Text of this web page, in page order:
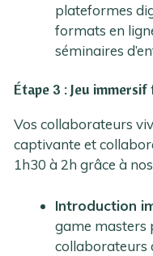
plateformes
formats en
séminaires
Étape 3 : Jeu
Vos collaborateurs
captivante et
1h30 à 2h grâce à
Introduction
game masters
collaborateurs